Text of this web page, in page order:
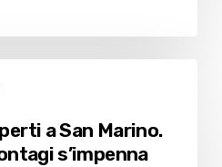
a San Marino.
s’impenna